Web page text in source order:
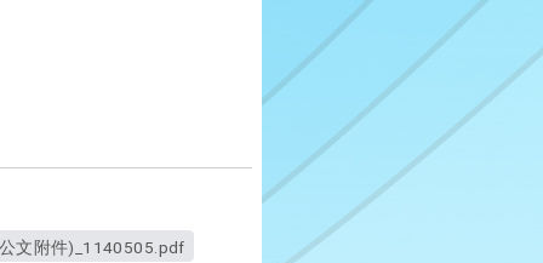
文附件)_1140505.pdf